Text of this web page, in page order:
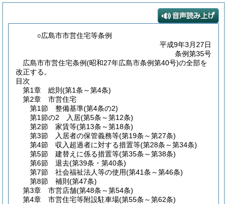
○広島市市営住宅等条例
平成9年3月27日
条例第35号
広島市市営住宅条例(昭和27年広島市条例第40号)の全部を
改正する。
目次
第1章
総則 (第1条～第4条)
第2章
市営住宅
第1節
整備基準(第4条の2)
第1節の2
入居(第5条～第12条)
第2節
家賃等(第13条～第18条)
第3節
入居者の保管義務等(第19条～第27条)
第4節
収入超過者に対する措置等(第28条～第34条)
第5節
建替えに係る措置等(第35条～第38条)
第6節
退去(第39条・第40条)
第7節
社会福祉法人等の使用(第41条～第46条)
第8節
補則 (第47条)
第3章
市営店舗(第48条～第54条)
第4章
市営住宅等附設駐車場(第55条～第62条)